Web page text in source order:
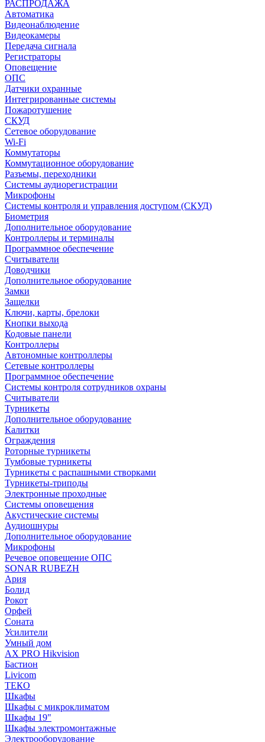
РАСПРОДАЖА
Автоматика
Видеонаблюдение
Видеокамеры
Передача сигнала
Регистраторы
Оповещение
ОПС
Датчики охранные
Интегрированные системы
Пожаротушение
СКУД
Сетевое оборудование
Wi-Fi
Коммутаторы
Коммутационное оборудование
Разъемы, переходники
Системы аудиорегистрации
Микрофоны
Системы контроля и управления доступом (СКУД)
Биометрия
Дополнительное оборудование
Контроллеры и терминалы
Программное обеспечение
Считыватели
Доводчики
Дополнительное оборудование
Замки
Защелки
Ключи, карты, брелоки
Кнопки выхода
Кодовые панели
Контроллеры
Автономные контроллеры
Сетевые контроллеры
Программное обеспечение
Системы контроля сотрудников охраны
Считыватели
Турникеты
Дополнительное оборудование
Калитки
Ограждения
Роторные турникеты
Тумбовые турникеты
Турникеты с распашными створками
Турникеты-триподы
Электронные проходные
Системы оповещения
Акустические системы
Аудиошнуры
Дополнительное оборудование
Микрофоны
Речевое оповещение ОПС
SONAR RUBEZH
Ария
Болид
Рокот
Орфей
Соната
Усилители
Умный дом
AX PRO Hikvision
Бастион
Livicom
ТЕКО
Шкафы
Шкафы с микроклиматом
Шкафы 19"
Шкафы электромонтажные
Электрооборудование